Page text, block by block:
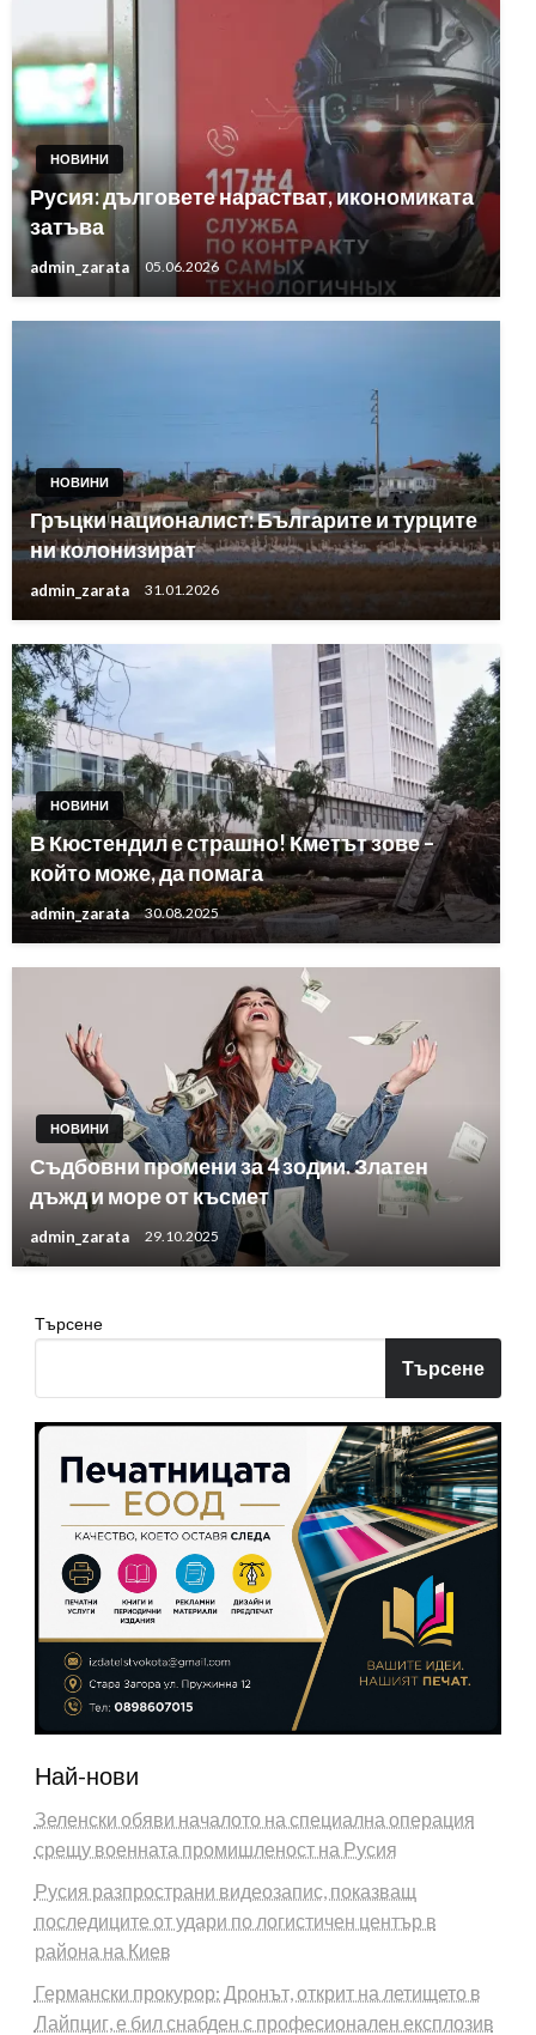
НОВИНИ
Русия: дълговете нарастват, икономиката
затъва
admin_zarata 05.06.2026
НОВИНИ
Гръцки националист: Българите и турците
ни колонизират
admin_zarata 31.01.2026
НОВИНИ
В Кюстендил е страшно! Кметът зове –
който може, да помага
admin_zarata 30.08.2025
НОВИНИ
Съдбовни промени за 4 зодии. Златен
дъжд и море от късмет
admin_zarata 29.10.2025
Търсене
Търсене
Най-нови
Зеленски обяви началото на специална операция
срещу военната промишленост на Русия
Русия разпространи видеозапис, показващ
последиците от удари по логистичен център в
района на Киев
Германски прокурор: Дронът, открит на летището в
Лайпциг, е бил снабден с професионален експлозив